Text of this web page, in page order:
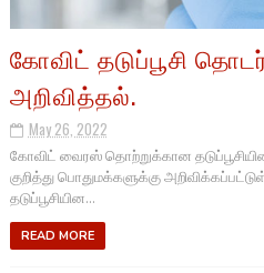
கோவிட் தடுப்பூசி
அறிவித்தல்.
May 26, 2022
கோவிட் வைரஸ் தொற்றுக்கான
குறித்து பொதுமக்களுக்கு
தடுப்பூசியின...
READ MORE